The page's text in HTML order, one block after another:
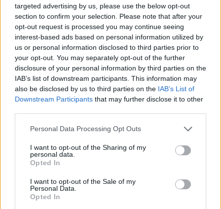
targeted advertising by us, please use the below opt-out
section to confirm your selection. Please note that after your
opt-out request is processed you may continue seeing
interest-based ads based on personal information utilized by
us or personal information disclosed to third parties prior to
your opt-out. You may separately opt-out of the further
disclosure of your personal information by third parties on the
IAB’s list of downstream participants. This information may
also be disclosed by us to third parties on the IAB’s List of
Downstream Participants that may further disclose it to other
Personal Data Processing Opt Outs
I want to opt-out of the Sharing of my
personal data.
Opted In
I want to opt-out of the Sale of my
Personal Data.
Opted In
União das Freguesias de Faro organiza visita à
Festa das Flores 2026
6/08/2026
Radares de Velocidade | Faro | agosto 2026